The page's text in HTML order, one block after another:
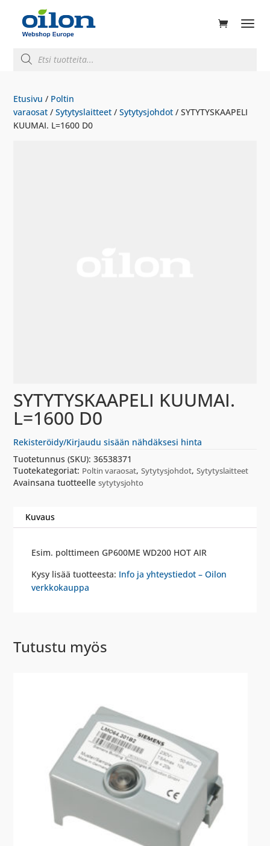
search
Etusivu / Poltin
varaosat /Sytytyslaitteet /Sytytysjohdot / SYTYTYSKAAPELI
KUUMAI. L=1600 D0
SYTYTYSKAAPELI KUUMAI.
L=1600 D0
Rekisteröidy/Kirjaudu sisään nähdäksesi hinta
Tuotetunnus (SKU):36538371
Tuotekategoriat: Poltin varaosat,Sytytysjohdot,Sytytyslaitteet
Avainsana tuotteellesytytysjohto
Kuvaus
Esim. polttimeen GP600ME WD200 HOT AIR
Kysy lisää tuotteesta: Info ja yhteystiedot – Oilon
verkkokauppa
Tutustu myös